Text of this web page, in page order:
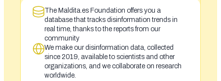
The Maldita.es Foundation offers you a
database that tracks disinformation trends in
real time, thanks to the reports from our
community
We make our disinformation data, collected
since 2019, available to scientists and other
organizations, and we collaborate on research
worldwide.